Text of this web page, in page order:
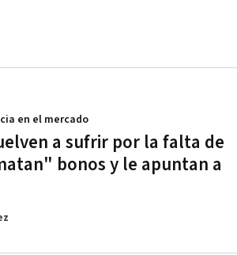
a sufrir por la falta de
bonos y le apuntan a
en el mercado